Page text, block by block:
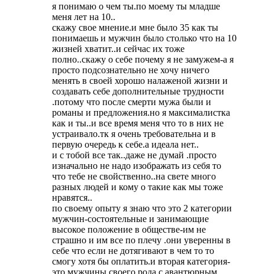
я понимаю о чем ты.по моему ты младше
меня лет на 10..
скажу свое мнение.и мне было 35 как ты
понимаешь и мужчин было столько что на 10
жизней хватит..и сейчас их тоже
полно..скажу о себе почему я не замужем-а я
просто подсознательно не хочу ничего
менять в своей хорошо налаженой жизни и
создавать себе дополнительные трудности
.потому что после смерти мужа были и
романы и предложения.но я максималистка
как и ты..и все время меня что то в них не
устраивало.тк я очень требовательна и в
первую очередь к себе.а идеала нет..
и с тобой все так..даже не думай .просто
изначально не надо изображать из себя то
что тебе не свойственно..на свете много
разных людей и кому о такие как мы тоже
нравятся..
по своему опыту я знаю что это 2 категории
мужчин-состоятельные и занимающие
высокое положение в обществе-им не
страшно и им все по плечу .они уверенны в
себе что если не дотягивают в чем то то
смогу хотя бы оплатить.и вторая категория-
это мужчины своего рода с авантюрным